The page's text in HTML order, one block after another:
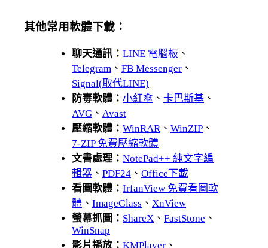
其他常用軟體下載：
聊天通訊： LINE 電腦板 、
Telegram 、 FB Messenger 、
Signal(取代LINE)
防毒軟體： 小紅傘 、 卡巴斯基 、
AVG 、 Avast
壓縮軟體： WinRAR 、 WinZIP 、
7-ZIP 免費壓縮軟體
文書處理： NotePad++ 純文字編
輯器 、 PDF24 、 Office下載
看圖軟體： IrfanView 免費看圖軟
體 、 ImageGlass 、 XnView
螢幕抓圖： ShareX 、 FastStone 、
WinSnap
影片播放： KMPlayer 、